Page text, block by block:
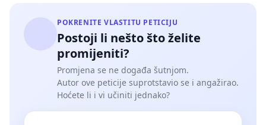
POKRENITE VLASTITU PETICIJU
Postoji li nešto što želite
promijeniti?
Promjena se ne događa šutnjom.
Autor ove peticije suprotstavio se i angažirao.
Hoćete li i vi učiniti jednako?